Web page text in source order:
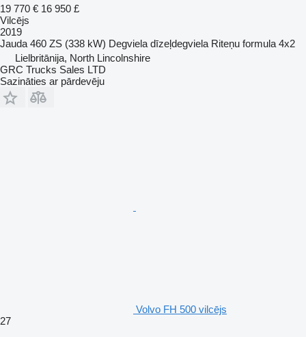
19 770 € 16 950 £
Vilcējs
2019
Jauda 460 ZS (338 kW) Degviela dīzeļdegviela Riteņu formula 4x2
Lielbritānija, North Lincolnshire
GRC Trucks Sales LTD
Sazināties ar pārdevēju
Volvo FH 500 vilcējs
27